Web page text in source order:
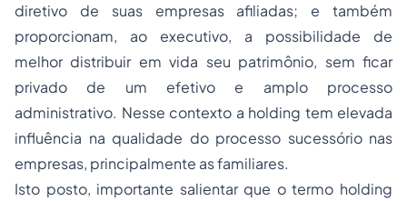
diretivo de suas empresas afiliadas; e também
proporcionam, ao executivo, a possibilidade de
melhor distribuir em vida seu patrimônio, sem ficar
privado de um efetivo e amplo processo
administrativo. Nesse contexto a holding tem elevada
influência na qualidade do processo sucessório nas
empresas, principalmente as familiares.
Isto posto, importante salientar que o termo holding